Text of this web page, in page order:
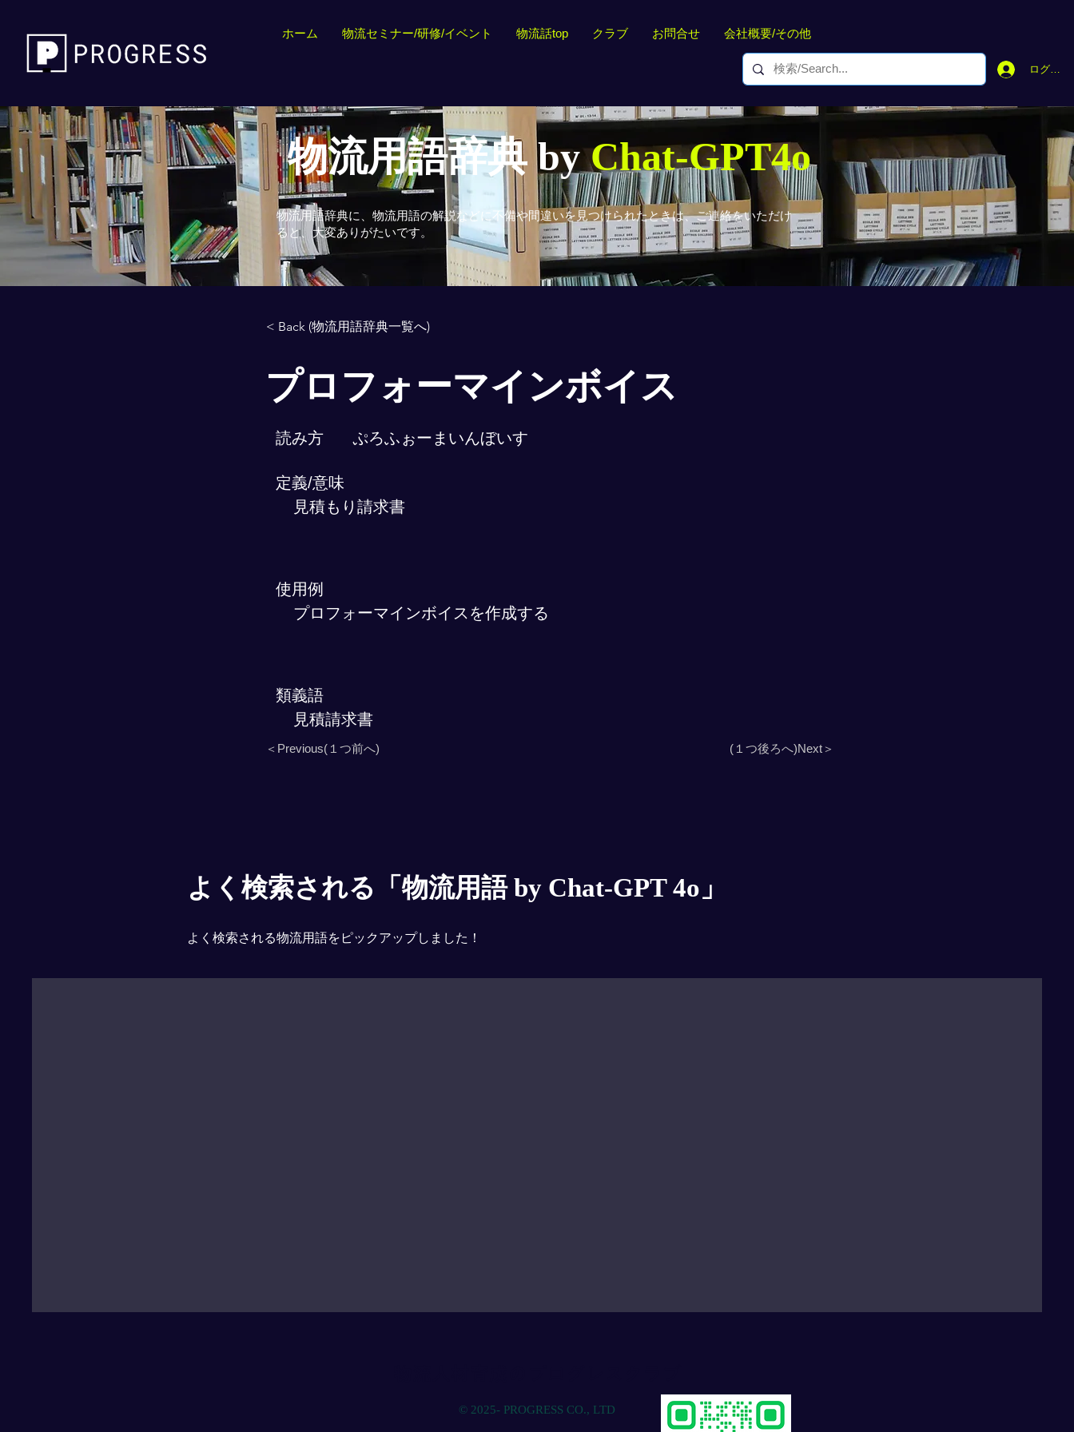
ホーム 物流セミナー/研修/イベント 物流話top クラブ お問合せ 会社概要/その他
ログイン
物流用語辞典 byChat-GPT4o
物流用語辞典に、物流用語の解説などに不備や間違いを見つけられたときは、ご連絡をいただけ
ると、大変ありがたいです。
< Back (物流用語辞典一覧へ)
プロフォーマインボイス
読み方 ぷろふぉーまいんぼいす
定義/意味
見積もり請求書
使用例
プロフォーマインボイスを作成する
類義語
見積請求書
＜Previous(１つ前へ) (１つ後ろへ)Next＞
よく検索される「物流用語 by Chat-GPT 4o」
よく検索される物流用語をピックアップしました！
© 2025- PROGRESS CO., LTD